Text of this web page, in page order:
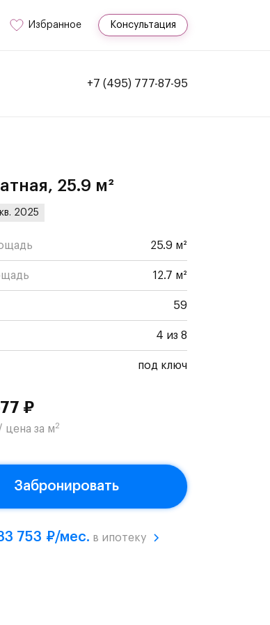
Избранное Консультация
+7 (495) 777-87-95
25.9 м²
2025
25.9 м²
12.7 м²
59
4 из 8
под ключ
₽
цена за м2
Забронировать
753 ₽/мес. в ипотеку